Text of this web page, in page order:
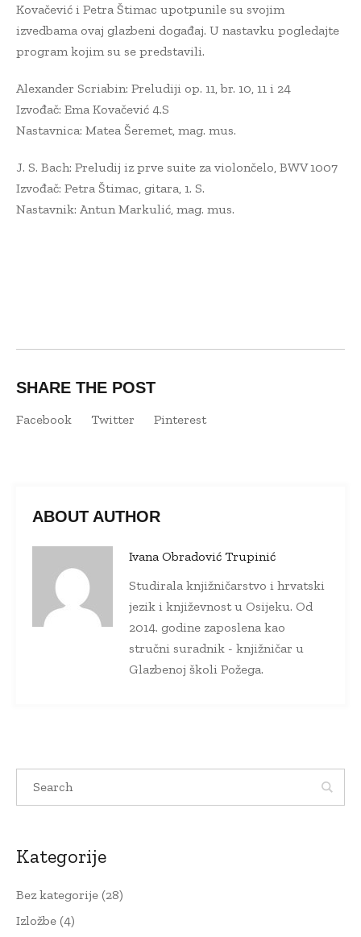
Kovačević i Petra Štimac upotpunile su svojim
izvedbama ovaj glazbeni događaj. U nastavku pogledajte
program kojim su se predstavili.
Alexander Scriabin: Preludiji op. 11, br. 10, 11 i 24
Izvođač: Ema Kovačević 4.S
Nastavnica: Matea Šeremet, mag. mus.
J. S. Bach: Preludij iz prve suite za violončelo, BWV 1007
Izvođač: Petra Štimac, gitara, 1. S.
Nastavnik: Antun Markulić, mag. mus.
SHARE THE POST
Facebook Twitter Pinterest
ABOUT AUTHOR
Ivana Obradović Trupinić
Studirala knjižničarstvo i hrvatski
jezik i književnost u Osijeku. Od
2014. godine zaposlena kao
stručni suradnik - knjižničar u
Glazbenoj školi Požega.
Kategorije
Bez kategorije (28)
Izložbe (4)